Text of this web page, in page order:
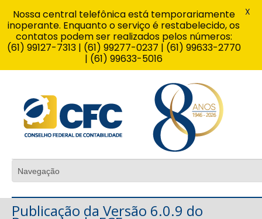
Publicação da Versão 6.0.9 do
Nossa central telefônica está temporariamente
inoperante. Enquanto o serviço é restabelecido, os
contatos podem ser realizados pelos números:
(61) 99127-7313 | (61) 99277-0237 | (61) 99633-2770
| (61) 99633-5016
X